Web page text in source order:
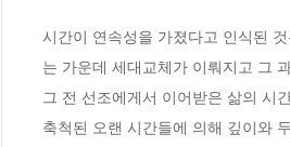
시간이 연속성을 가졌다고 인식된
는 가운데 세대교체가 이뤄지고 그
그 전 선조에게서 이어받은 삶의 시
축척된 오랜 시간들에 의해 깊이와